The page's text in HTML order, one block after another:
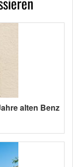
alten Benz